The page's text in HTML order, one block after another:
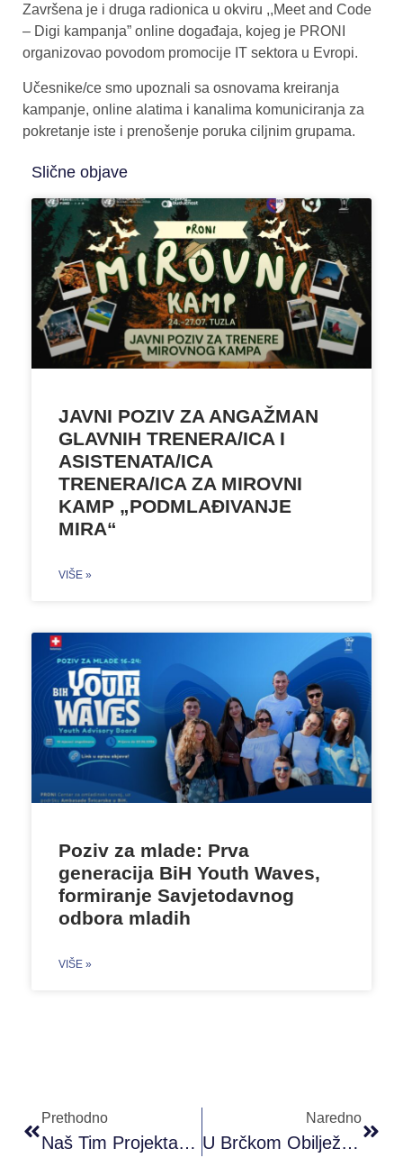
Završena je i druga radionica u okviru ,,Meet and Code
– Digi kampanja” online događaja, kojeg je PRONI
organizovao povodom promocije IT sektora u Evropi.
Učesnike/ce smo upoznali sa osnovama kreiranja
kampanje, online alatima i kanalima komuniciranja za
pokretanje iste i prenošenje poruka ciljnim grupama.
Slične objave
JAVNI POZIV ZA ANGAŽMAN
GLAVNIH TRENERA/ICA I
ASISTENATA/ICA
TRENERA/ICA ZA MIROVNI
KAMP „PODMLAĐIVANJE
MIRA“
VIŠE »
Poziv za mlade: Prva
generacija BiH Youth Waves,
formiranje Savjetodavnog
odbora mladih
VIŠE »
Prethodno
Naš Tim Projekta Budi Muško Klub Brčko Donirao Zaštitne Maske JU Tehničkoj Školi Brčko
Naredno
U Brčkom Obilježen Evropski Dan Borbe Protiv Trgovine Ljudima